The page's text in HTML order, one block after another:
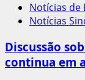
Notícias de
Notícias
Discussão
continua em